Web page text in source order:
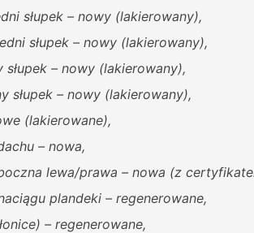
słupek – nowy (lakierowany),
słupek – nowy (lakierowany),
słupek – nowy (lakierowany),
słupek – nowy (lakierowany),
(lakierowane),
– nowa,
lewa/prawa – nowa (z
plandeki – regenerowane,
– regenerowane,